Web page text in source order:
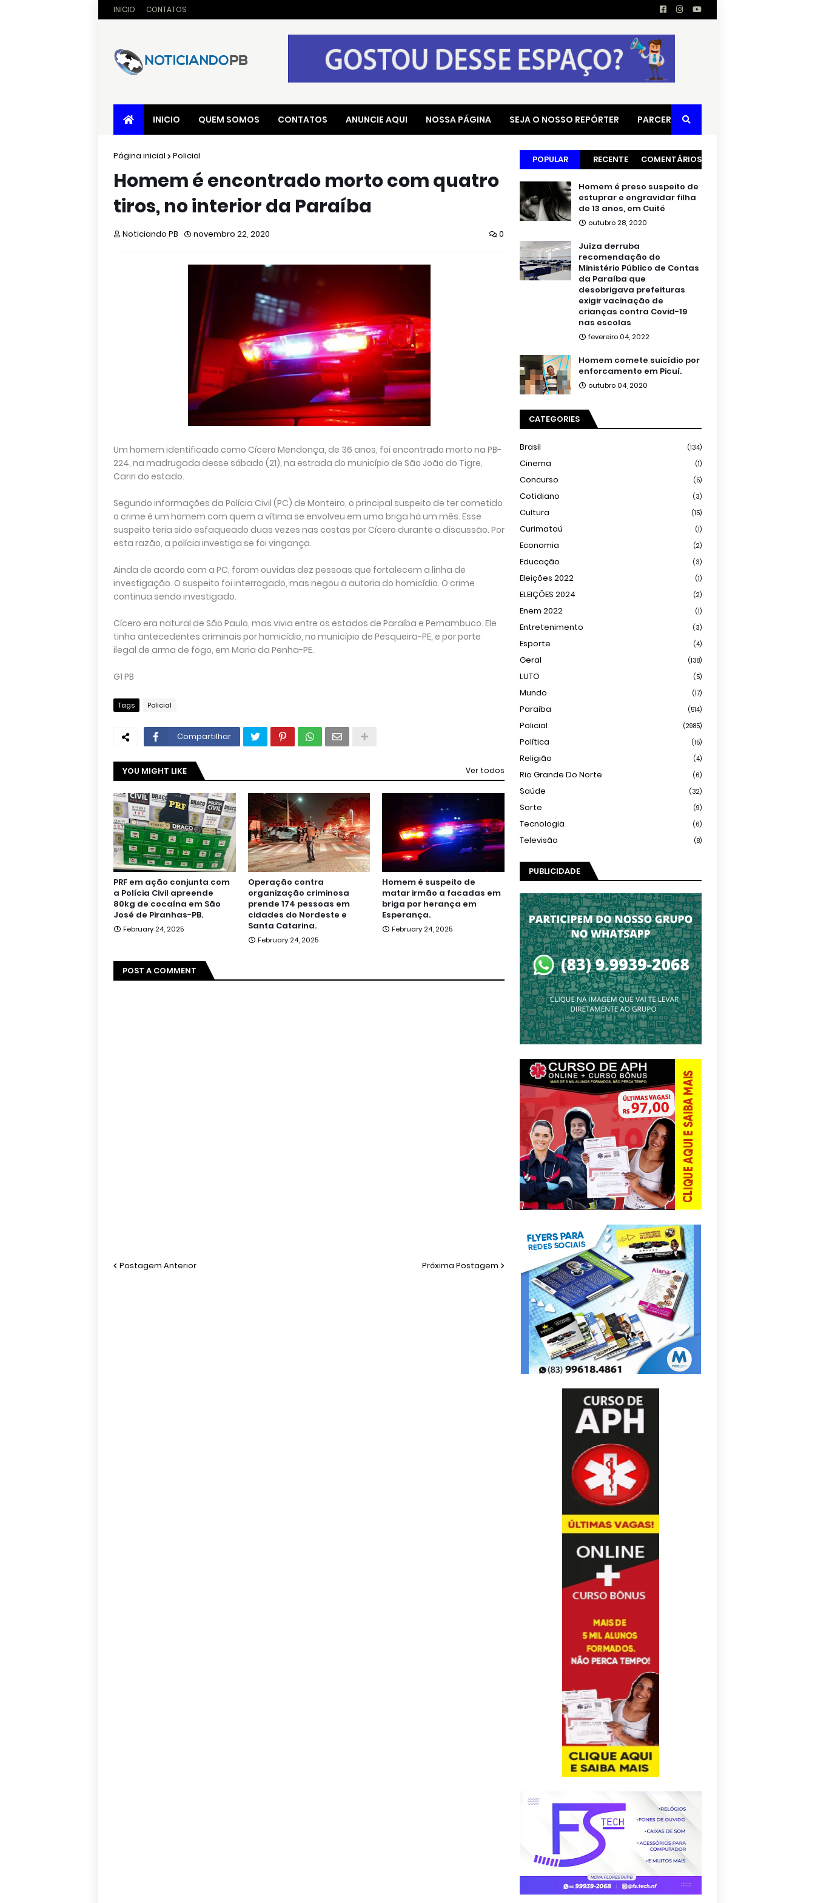
INICIO CONTATOS
INICIO QUEM SOMOS CONTATOS ANUNCIE AQUI NOSSA PÁGINA SEJA O NOSSO REPÓRTER PARCERIAS
Página inicial Policial
Homem é encontrado morto com quatro
tiros, no interior da Paraíba
Noticiando PB novembro 22, 2020 0
Um homem identificado como Cícero Mendonça, de 36 anos, foi encontrado morto na PB-
224, na madrugada desse sábado (21), na estrada do município de São João do Tigre,
Cariri do estado.
Segundo informações da Polícia Civil (PC) de Monteiro, o principal suspeito de ter cometido
o crime é um homem com quem a vítima se envolveu em uma briga há um mês. Esse
suspeito teria sido esfaqueado duas vezes nas costas por Cícero durante a discussão. Por
esta razão, a polícia investiga se foi vingança.
Ainda de acordo com a PC, foram ouvidas dez pessoas que fortalecem a linha de
investigação. O suspeito foi interrogado, mas negou a autoria do homicídio. O crime
continua sendo investigado.
Cícero era natural de São Paulo, mas vivia entre os estados de Paraíba e Pernambuco. Ele
tinha antecedentes criminais por homicídio, no município de Pesqueira-PE, e por porte
ilegal de arma de fogo, em Maria da Penha-PE.
G1 PB
Tags Policial
Compartilhar
YOU MIGHT LIKE Ver todos
PRF em ação conjunta com
a Polícia Civil apreende
80kg de cocaína em São
José de Piranhas-PB.
February 24, 2025
Operação contra
organização criminosa
prende 174 pessoas em
cidades do Nordeste e
Santa Catarina.
February 24, 2025
Homem é suspeito de
matar irmão a facadas em
briga por herança em
Esperança.
February 24, 2025
POST A COMMENT
Postagem Anterior Próxima Postagem
POPULAR RECENTE COMENTÁRIOS
Homem é preso suspeito de
estuprar e engravidar filha
de 13 anos, em Cuité
outubro 28, 2020
Juíza derruba
recomendação do
Ministério Público de Contas
da Paraíba que
desobrigava prefeituras
exigir vacinação de
crianças contra Covid-19
nas escolas
fevereiro 04, 2022
Homem comete suicídio por
enforcamento em Picuí.
outubro 04, 2020
CATEGORIES
Brasil (134)
Cinema (1)
Concurso (5)
Cotidiano (3)
Cultura (15)
Curimataú (1)
Economia (2)
Educação (3)
Eleições 2022 (1)
ELEIÇÕES 2024 (2)
Enem 2022 (1)
Entretenimento (3)
Esporte (4)
Geral (138)
LUTO (5)
Mundo (17)
Paraíba (514)
Policial (2985)
Política (15)
Religião (4)
Rio Grande Do Norte (6)
Saúde (32)
Sorte (9)
Tecnologia (6)
Televisão (8)
PUBLICIDADE